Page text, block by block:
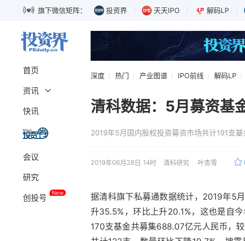
旗下微信矩阵： 投资界 天天IPO 解码LP
首页
资讯
深度
上市
科创板
政策
快讯
会议
研究
创投号
New
深度 热门 产业图谱 IPO前线 解码LP
清科数据：5月募资基
2019年5月国内股权投资募资市场共计191支
2019年06月28日 14时 清科研究 叶杏雪
据清科旗下私募通数据统计，2019年5
升35.5%，环比上升20.1%，这也是自
170支基金共募集688.07亿元人民币，